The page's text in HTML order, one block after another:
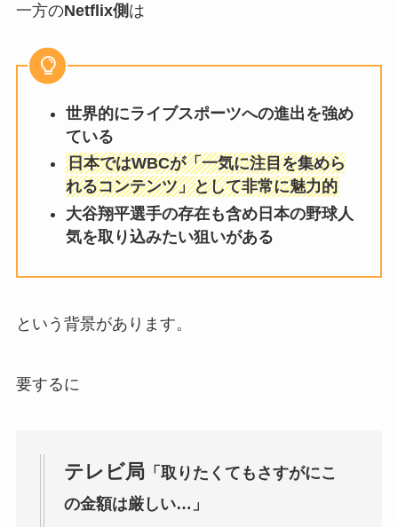
一方のNetflix側 は
世界的にライブスポーツへの進出を強め
ている
日本ではWBCが「一気に注目を集めら
れるコンテンツ」として非常に魅力的
大谷翔平選手の存在も含め日本の野球人
気を取り込みたい狙いがある
という背景があります。
要するに
テレビ局「取りたくてもさすがにこ
の金額は厳しい…」